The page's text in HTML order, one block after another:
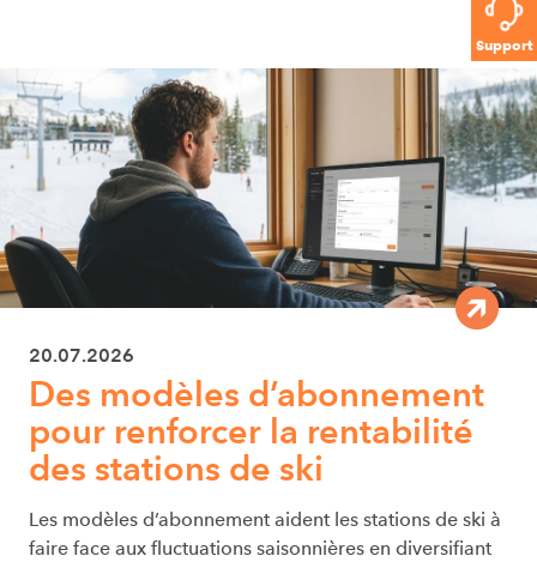
Support
20.07.2026
Des modèles d’abonnement
pour renforcer la rentabilité
des stations de ski
Les modèles d’abonnement aident les stations de ski à
faire face aux fluctuations saisonnières en diversifiant